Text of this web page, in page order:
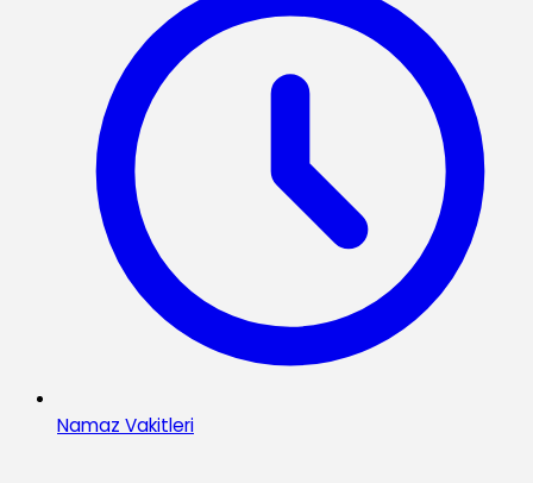
Namaz Vakitleri